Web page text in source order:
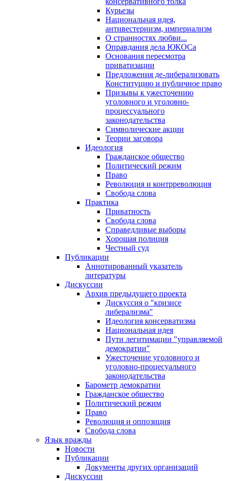
Курьезы
Национальная идея,
антивестернизм, империализм
О странностях любви...
Оправдания дела ЮКОСа
Основания пересмотра
приватизации
Предложения де-либерализовать
Конституцию и публичное право
Призывы к ужесточению
уголовного и уголовно-
процессуального
законодательства
Символические акции
Теории заговора
Идеология
Гражданское общество
Политический режим
Право
Революция и контрреволюция
Свобода слова
Практика
Приватность
Свобода слова
Справедливые выборы
Хорошая полиция
Честный суд
Публикации
Аннотированный указатель
литературы
Дискуссии
Архив предыдущего проекта
Дискуссия о "кризисе
либерализма"
Идеология консерватизма
Национальная идея
Пути легитимации "управляемой
демократии"
Ужесточение уголовного и
уголовно-процесуального
законодательства
Барометр демократии
Гражданское общество
Политический режим
Право
Революция и оппозиция
Свобода слова
Язык вражды
Новости
Публикации
Документы других организаций
Дискуссии